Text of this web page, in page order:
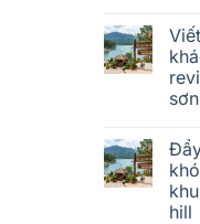
sơn
hill